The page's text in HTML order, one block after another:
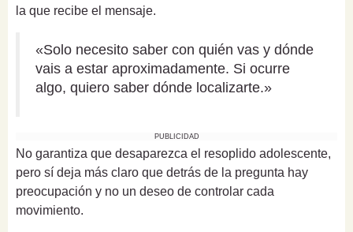
la que recibe el mensaje.
«Solo necesito saber con quién vas y dónde
vais a estar aproximadamente. Si ocurre
algo, quiero saber dónde localizarte.»
PUBLICIDAD
No garantiza que desaparezca el resoplido adolescente,
pero sí deja más claro que detrás de la pregunta hay
preocupación y no un deseo de controlar cada
movimiento.